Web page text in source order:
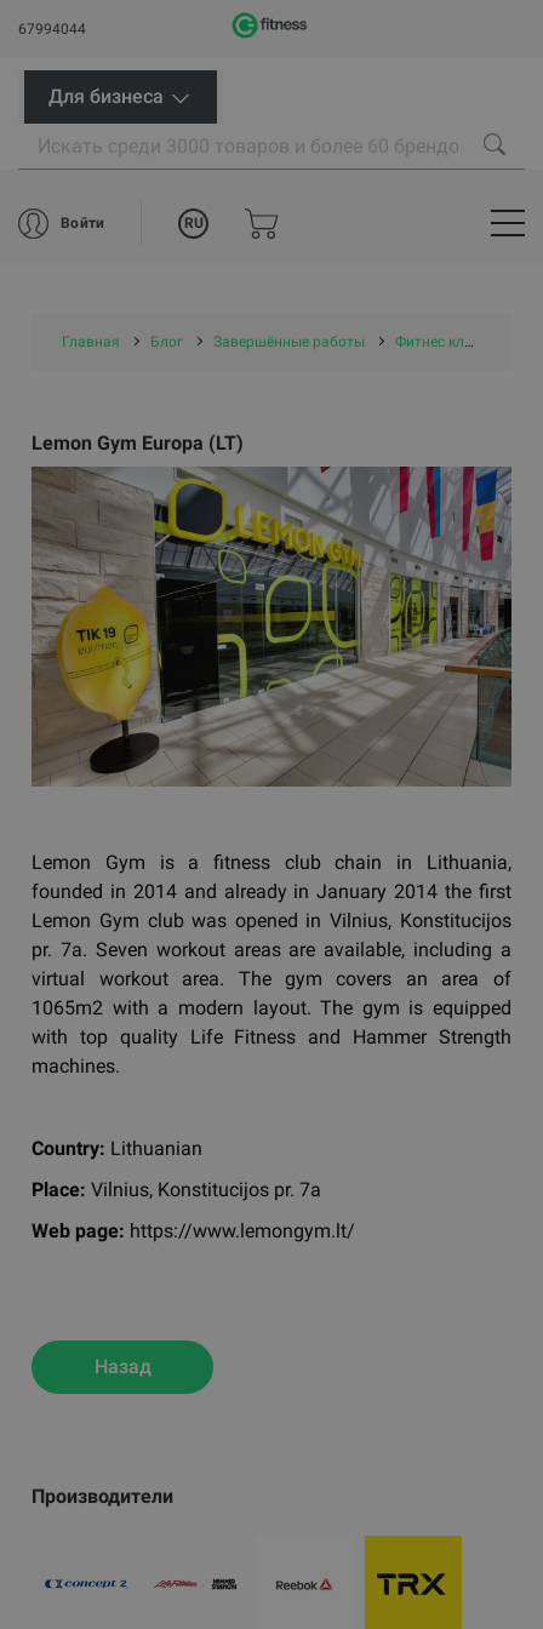
67994044
Для бизнеса
Войти RU
Главная Блог Завершённые работы Фитнес клубы
Производители
Lemon Gym Europa (LT)
Lemon Gym is a fitness club chain in Lithuania,
founded in 2014 and already in January 2014 the first
Lemon Gym club was opened in Vilnius, Konstitucijos
pr. 7a. Seven workout areas are available, including a
virtual workout area. The gym covers an area of
1065m2 with a modern layout. The gym is equipped
with top quality Life Fitness and Hammer Strength
machines.
Country: Lithuanian
Place: Vilnius, Konstitucijos pr. 7a
Web page: https://www.lemongym.lt/
Назад